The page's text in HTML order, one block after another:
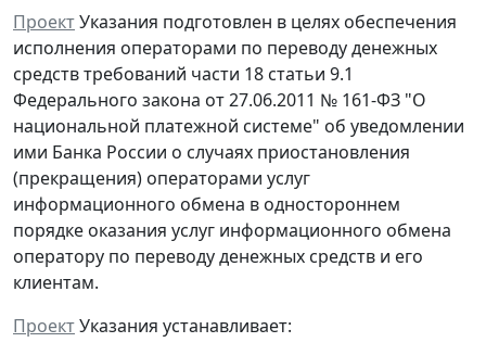
ПроектУказания подготовлен в целях обеспечения
исполнения операторами по переводу денежных
средств требований части 18 статьи 9.1
Федерального закона от 27.06.2011 № 161-ФЗ "О
национальной платежной системе" об уведомлении
ими Банка России о случаях приостановления
(прекращения) операторами услуг
информационного обмена в одностороннем
порядке оказания услуг информационного обмена
оператору по переводу денежных средств и его
клиентам.
ПроектУказания устанавливает: